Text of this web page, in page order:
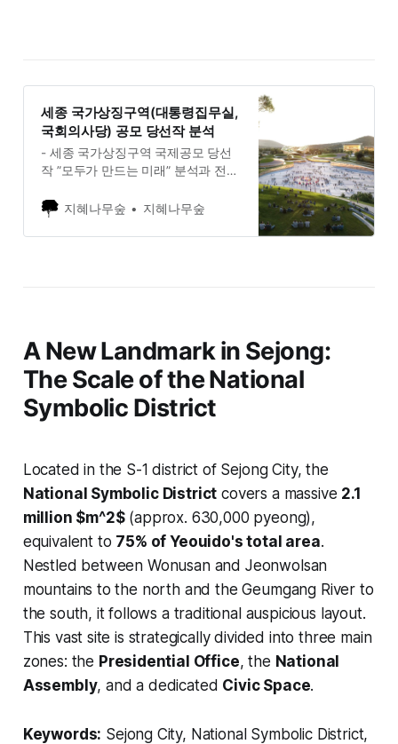
세종 국가상징구역(대통령집무실,
국회의사당) 공모 당선작 분석
- 세종 국가상징구역 국제공모 당선
작 ”모두가 만드는 미래” 분석과 전망
징구역 마스터플랜’ 당선작으로 에이
래’를 선정했습니다. 이 작품은 우리
바탕으로
지혜나무숲 지혜나무숲
A New Landmark in Sejong:
The Scale of the National
Symbolic District
Located in the S-1 district of Sejong City, the
National Symbolic District covers a massive 2.1
million $m^2$(approx. 630,000 pyeong),
equivalent to 75% of Yeouido's total area.
Nestled between Wonusan and Jeonwolsan
mountains to the north and the Geumgang River to
the south, it follows a traditional auspicious layout.
This vast site is strategically divided into three main
zones: the Presidential Office, the National
Assembly, and a dedicated Civic Space.
Keywords: Sejong City, National Symbolic District,